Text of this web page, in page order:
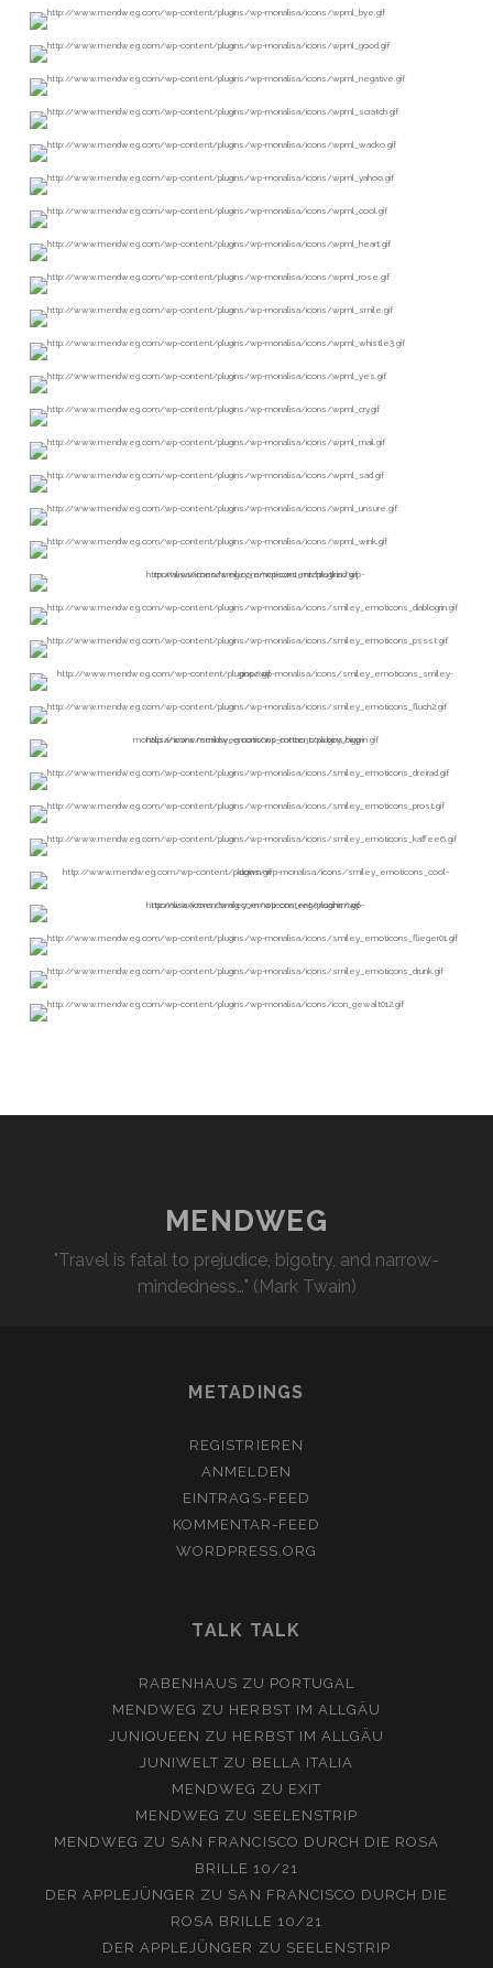
MENDWEG
"Travel is fatal to prejudice, bigotry, and narrow-
mindedness…" (Mark Twain)
METADINGS
REGISTRIEREN
ANMELDEN
EINTRAGS-FEED
KOMMENTAR-FEED
WORDPRESS.ORG
TALK TALK
RABENHAUS ZU PORTUGAL
MENDWEG ZU HERBST IM ALLGÄU
JUNIQUEEN ZU HERBST IM ALLGÄU
JUNIWELT ZU BELLA ITALIA
MENDWEG ZU EXIT
MENDWEG ZU SEELENSTRIP
MENDWEG ZU SAN FRANCISCO DURCH DIE ROSA
BRILLE 10/21
DER APPLEJÜNGER ZU SAN FRANCISCO DURCH DIE
ROSA BRILLE 10/21
DER APPLEJÜNGER ZU SEELENSTRIP